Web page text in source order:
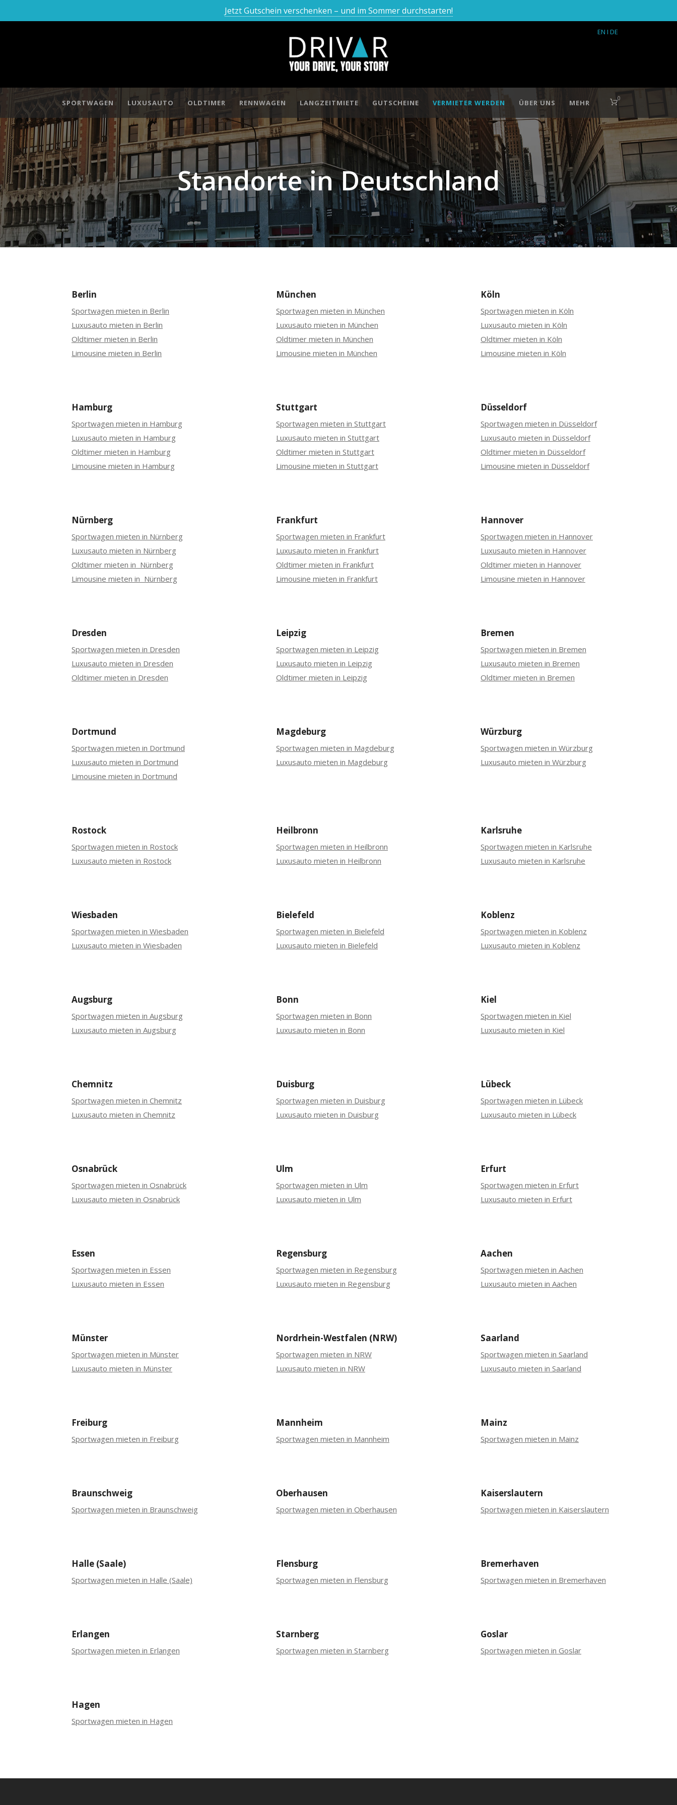
Jetzt Gutschein verschenken – und im Sommer durchstarten!
EN I DE
SPORTWAGEN LUXUSAUTO OLDTIMER RENNWAGEN LANGZEITMIETE GUTSCHEINE VERMIETER WERDEN ÜBER UNS MEHR 0
Standorte in Deutschland
Berlin
Sportwagen mieten in Berlin
Luxusauto mieten in Berlin
Oldtimer mieten in Berlin
Limousine mieten in Berlin
München
Sportwagen mieten in München
Luxusauto mieten in München
Oldtimer mieten in München
Limousine mieten in München
Köln
Sportwagen mieten in Köln
Luxusauto mieten in Köln
Oldtimer mieten in Köln
Limousine mieten in Köln
Hamburg
Sportwagen mieten in Hamburg
Luxusauto mieten in Hamburg
Oldtimer mieten in Hamburg
Limousine mieten in Hamburg
Stuttgart
Sportwagen mieten in Stuttgart
Luxusauto mieten in Stuttgart
Oldtimer mieten in Stuttgart
Limousine mieten in Stuttgart
Düsseldorf
Sportwagen mieten in Düsseldorf
Luxusauto mieten in Düsseldorf
Oldtimer mieten in Düsseldorf
Limousine mieten in Düsseldorf
Nürnberg
Sportwagen mieten in Nürnberg
Luxusauto mieten in Nürnberg
Oldtimer mieten in Nürnberg
Limousine mieten in Nürnberg
Frankfurt
Sportwagen mieten in Frankfurt
Luxusauto mieten in Frankfurt
Oldtimer mieten in Frankfurt
Limousine mieten in Frankfurt
Hannover
Sportwagen mieten in Hannover
Luxusauto mieten in Hannover
Oldtimer mieten in Hannover
Limousine mieten in Hannover
Dresden
Sportwagen mieten in Dresden
Luxusauto mieten in Dresden
Oldtimer mieten in Dresden
Leipzig
Sportwagen mieten in Leipzig
Luxusauto mieten in Leipzig
Oldtimer mieten in Leipzig
Bremen
Sportwagen mieten in Bremen
Luxusauto mieten in Bremen
Oldtimer mieten in Bremen
Dortmund
Sportwagen mieten in Dortmund
Luxusauto mieten in Dortmund
Limousine mieten in Dortmund
Magdeburg
Sportwagen mieten in Magdeburg
Luxusauto mieten in Magdeburg
Würzburg
Sportwagen mieten in Würzburg
Luxusauto mieten in Würzburg
Rostock
Sportwagen mieten in Rostock
Luxusauto mieten in Rostock
Heilbronn
Sportwagen mieten in Heilbronn
Luxusauto mieten in Heilbronn
Karlsruhe
Sportwagen mieten in Karlsruhe
Luxusauto mieten in Karlsruhe
Wiesbaden
Sportwagen mieten in Wiesbaden
Luxusauto mieten in Wiesbaden
Bielefeld
Sportwagen mieten in Bielefeld
Luxusauto mieten in Bielefeld
Koblenz
Sportwagen mieten in Koblenz
Luxusauto mieten in Koblenz
Augsburg
Sportwagen mieten in Augsburg
Luxusauto mieten in Augsburg
Bonn
Sportwagen mieten in Bonn
Luxusauto mieten in Bonn
Kiel
Sportwagen mieten in Kiel
Luxusauto mieten in Kiel
Chemnitz
Sportwagen mieten in Chemnitz
Luxusauto mieten in Chemnitz
Duisburg
Sportwagen mieten in Duisburg
Luxusauto mieten in Duisburg
Lübeck
Sportwagen mieten in Lübeck
Luxusauto mieten in Lübeck
Osnabrück
Sportwagen mieten in Osnabrück
Luxusauto mieten in Osnabrück
Ulm
Sportwagen mieten in Ulm
Luxusauto mieten in Ulm
Erfurt
Sportwagen mieten in Erfurt
Luxusauto mieten in Erfurt
Essen
Sportwagen mieten in Essen
Luxusauto mieten in Essen
Regensburg
Sportwagen mieten in Regensburg
Luxusauto mieten in Regensburg
Aachen
Sportwagen mieten in Aachen
Luxusauto mieten in Aachen
Münster
Sportwagen mieten in Münster
Luxusauto mieten in Münster
Nordrhein-Westfalen (NRW)
Sportwagen mieten in NRW
Luxusauto mieten in NRW
Saarland
Sportwagen mieten in Saarland
Luxusauto mieten in Saarland
Freiburg
Sportwagen mieten in Freiburg
Mannheim
Sportwagen mieten in Mannheim
Mainz
Sportwagen mieten in Mainz
Braunschweig
Sportwagen mieten in Braunschweig
Oberhausen
Sportwagen mieten in Oberhausen
Kaiserslautern
Sportwagen mieten in Kaiserslautern
Halle (Saale)
Sportwagen mieten in Halle (Saale)
Flensburg
Sportwagen mieten in Flensburg
Bremerhaven
Sportwagen mieten in Bremerhaven
Erlangen
Sportwagen mieten in Erlangen
Starnberg
Sportwagen mieten in Starnberg
Goslar
Sportwagen mieten in Goslar
Hagen
Sportwagen mieten in Hagen